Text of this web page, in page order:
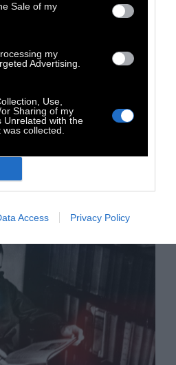
Sale of my
my
Advertising.
Use,
Sharing of my
Unrelated with the
collected.
Access Privacy Policy
το αδύνατο, δεν έχουμε